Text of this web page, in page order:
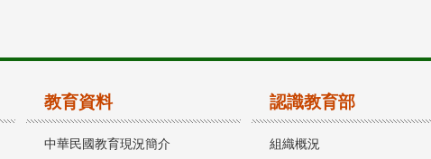
教育資料
中華民國教育現況簡介
認識教育部
組織概況